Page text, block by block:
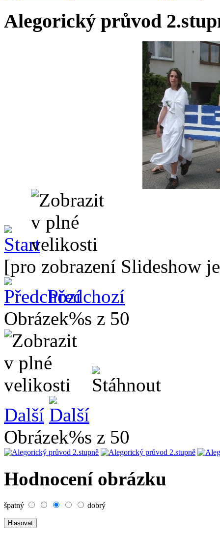
Alegorický průvod
[pro zobrazení Slideshow
Předchozí
Obrázek%s z 50
Další
Obrázek%s z 50
Hodnocení obrázku
špatný dobrý